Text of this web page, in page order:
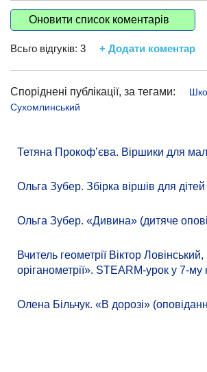
Оновити список коментарів
Всьго відгуків: 3 + Додати коментар
Споріднені публікації, за тегами:
Сухомлинський
Тетяна Прокоф’єва. Віршики для
Ольга Зубер. Збірка віршів для
Ольга Зубер. «Дивина» (дитяче
Вчитель геометрії Віктор
оріганометрії». STEARM-урок у 7-му
Олена Більчук. «В дорозі»